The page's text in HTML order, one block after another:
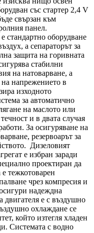
със стартер 2,4 V
свързан към
панел.
стандартно оборудване
а сепараторът за
защита на горивната
стабилни
на натоварване, а
на напрежението в
изходното
за автоматично
на маслото или
и в двата случая
За осигуряване на
резервоарът за
Дизеловият
е избран заради
проектиран да
е тежкотоварен
чрез компресия и
надеждна
е с въздушно
охлаждане се
който изтегля хладен
Системата с водно